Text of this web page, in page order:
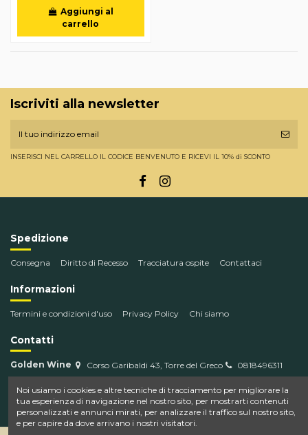
Aggiungi al
carrello
Iscriviti alla newsletter
INSERISCI NEL CARRELLO IL CODICE BENVENUTO E RICEVI IL 10% di SCONTO
Spedizione
Consegna Diritto di Recesso Tracciatura ospite Contattaci
Informazioni
Termini e condizioni d'uso Privacy Policy Chi siamo
Contatti
Golden Wine Corso Garibaldi 43, Torre del Greco
0818496311
info@goldenwine.com
Noi usiamo i cookies e altre tecniche di tracciamento per migliorare la
tua esperienza di navigazione nel nostro sito, per mostrarti contenuti
personalizzati e annunci mirati, per analizzare il traffico sul nostro sito,
e per capire da dove arrivano i nostri visitatori.